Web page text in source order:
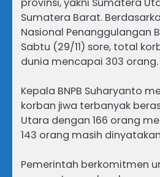
Sumatera Barat.
Nasional Penanggulangan
Sabtu (29/11) sore, total
dunia mencapai 303 orang.
Kepala BNPB Suharyanto
korban jiwa terbanyak
Utara dengan 166 orang
143 orang masih
Pemerintah berkomitmen